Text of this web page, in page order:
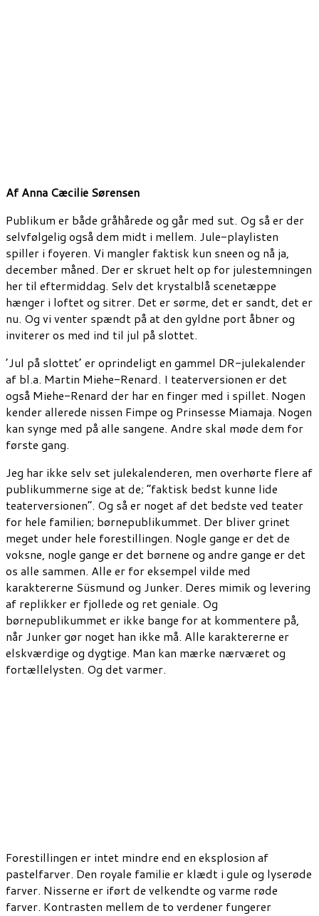
AfAnna Cæcilie Sørensen
Publikum er både gråhårede og går med sut. Og så er der
selvfølgelig også dem midt i mellem. Jule-playlisten
spiller i foyeren. Vi mangler faktisk kun sneen og nå ja,
december måned. Der er skruet helt op for julestemningen
her til eftermiddag. Selv det krystalblå scenetæppe
hænger i loftet og sitrer. Det er sørme, det er sandt, det er
nu. Og vi venter spændt på at den gyldne port åbner og
inviterer os med ind til jul på slottet.
’Jul på slottet’ er oprindeligt en gammel DR-julekalender
af bl.a. Martin Miehe-Renard. I teaterversionen er det
også Miehe-Renard der har en finger med i spillet. Nogen
kender allerede nissen Fimpe og Prinsesse Miamaja. Nogen
kan synge med på alle sangene. Andre skal møde dem for
første gang.
Jeg har ikke selv set julekalenderen, men overhørte flere af
publikummerne sige at de; ”faktisk bedst kunne lide
teaterversionen”. Og så er noget af det bedste ved teater
for hele familien; børnepublikummet. Der bliver grinet
meget under hele forestillingen. Nogle gange er det de
voksne, nogle gange er det børnene og andre gange er det
os alle sammen. Alle er for eksempel vilde med
karaktererne Süsmund og Junker. Deres mimik og levering
af replikker er fjollede og ret geniale. Og
børnepublikummet er ikke bange for at kommentere på,
når Junker gør noget han ikke må. Alle karaktererne er
elskværdige og dygtige. Man kan mærke nærværet og
fortællelysten. Og det varmer.
Forestillingen er intet mindre end en eksplosion af
pastelfarver. Den royale familie er klædt i gule og lyserøde
farver. Nisserne er iført de velkendte og varme røde
farver. Kontrasten mellem de to verdener fungerer